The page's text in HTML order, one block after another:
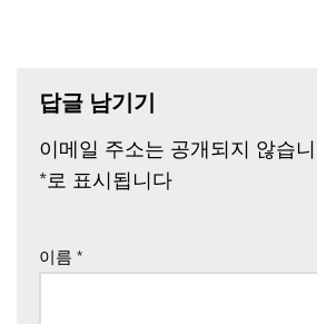
답글 남기기
이메일 주소는 공개되지 않습
*로 표시됩니다
이름 *